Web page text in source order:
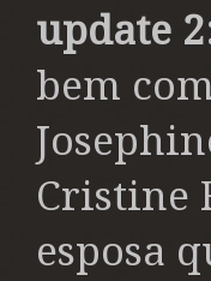
update
bem
Cristine
esposa